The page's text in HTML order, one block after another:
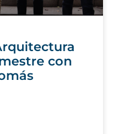
con